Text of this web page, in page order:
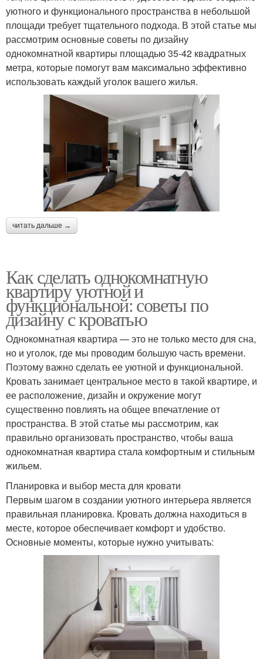
уютного и функционального пространства в небольшой
площади требует тщательного подхода. В этой статье мы
рассмотрим основные советы по дизайну
однокомнатной квартиры площадью 35-42 квадратных
метра, которые помогут вам максимально эффективно
использовать каждый уголок вашего жилья.
читать дальше →
Как сделать однокомнатную
квартиру уютной и
функциональной: советы по
дизайну с кроватью
Однокомнатная квартира — это не только место для сна,
но и уголок, где мы проводим большую часть времени.
Поэтому важно сделать ее уютной и функциональной.
Кровать занимает центральное место в такой квартире, и
ее расположение, дизайн и окружение могут
существенно повлиять на общее впечатление от
пространства. В этой статье мы рассмотрим, как
правильно организовать пространство, чтобы ваша
однокомнатная квартира стала комфортным и стильным
жильем.
Планировка и выбор места для кровати
Первым шагом в создании уютного интерьера является
правильная планировка. Кровать должна находиться в
месте, которое обеспечивает комфорт и удобство.
Основные моменты, которые нужно учитывать: